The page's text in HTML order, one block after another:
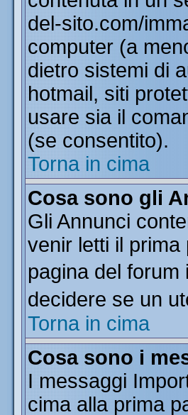
del-sito.com/
computer (a
dietro sistemi di
hotmail, siti
usare sia il
(se consentito).
Torna in cima
Cosa sono gli
Gli Annunci
venir letti il prima
pagina del
decidere se un
Torna in cima
Cosa sono i
I messaggi
cima alla prima